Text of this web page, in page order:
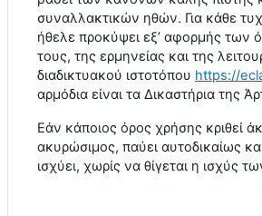
συναλλακτικών ηθών. Για κάθε
ήθελε προκύψει εξ’ αφορμής των
τους, της ερμηνείας και της
διαδικτυακού ιστοτόπου https://
αρμόδια είναι τα Δικαστήρια της
Εάν κάποιος όρος χρήσης κριθεί
ακυρώσιμος, παύει αυτοδικαίως
ισχύει, χωρίς να θίγεται η ισχύς